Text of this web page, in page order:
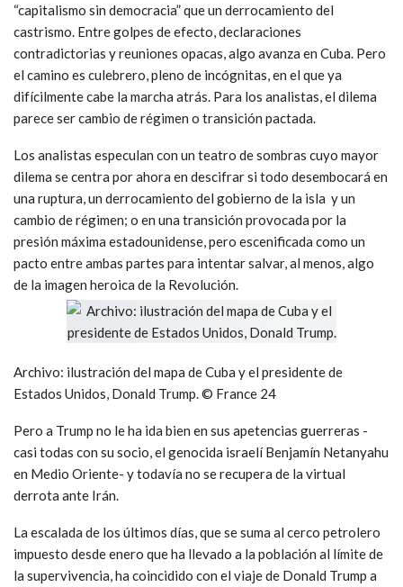
“capitalismo sin democracia” que un derrocamiento del
castrismo. Entre golpes de efecto, declaraciones
contradictorias y reuniones opacas, algo avanza en Cuba. Pero
el camino es culebrero, pleno de incógnitas, en el que ya
difícilmente cabe la marcha atrás. Para los analistas, el dilema
parece ser cambio de régimen o transición pactada.
Los analistas especulan con un teatro de sombras cuyo mayor
dilema se centra por ahora en descifrar si todo desembocará en
una ruptura, un derrocamiento del gobierno de la isla y un
cambio de régimen; o en una transición provocada por la
presión máxima estadounidense, pero escenificada como un
pacto entre ambas partes para intentar salvar, al menos, algo
de la imagen heroica de la Revolución.
Archivo: ilustración del mapa de Cuba y el presidente de
Estados Unidos, Donald Trump. © France 24
Pero a Trump no le ha ida bien en sus apetencias guerreras -
casi todas con su socio, el genocida israelí Benjamín Netanyahu
en Medio Oriente- y todavía no se recupera de la virtual
derrota ante Irán.
La escalada de los últimos días, que se suma al cerco petrolero
impuesto desde enero que ha llevado a la población al límite de
la supervivencia, ha coincidido con el viaje de Donald Trump a